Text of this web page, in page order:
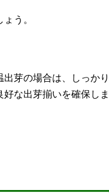
う。
出芽の場合は、しっかり
な出芽揃いを確保しま